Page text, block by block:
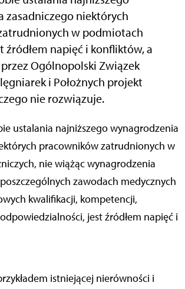
zasadniczego niektórych
w podmiotach
źródłem napięć i konfliktów, a
Ogólnopolski Związek
i Położnych projekt
nie rozwiązuje.
pracowników zatrudnionych w
nie wiążąc wynagrodzenia
zawodach medycznych
kwalifikacji, kompetencji,
jest źródłem napięć i
istniejącej nierówności i